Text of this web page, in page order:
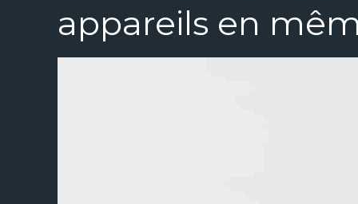
appareils en